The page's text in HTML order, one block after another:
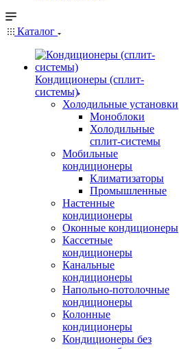
Каталог
Кондиционеры (сплит-
системы)
Холодильные установки
Моноблоки
Холодильные
сплит-системы
Мобильные
кондиционеры
Климатизаторы
Промышленные
Настенные
кондиционеры
Оконные кондиционеры
Кассетные
кондиционеры
Канальные
кондиционеры
Напольно-потолочные
кондиционеры
Колонные
кондиционеры
Кондиционеры без